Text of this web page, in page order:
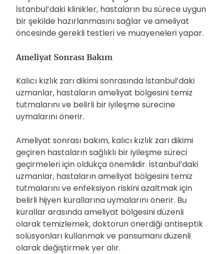
İstanbul’daki klinikler, hastaların bu sürece uygun
bir şekilde hazırlanmasını sağlar ve ameliyat
öncesinde gerekli testleri ve muayeneleri yapar.
Ameliyat Sonrası Bakım
Kalıcı kızlık zarı dikimi sonrasında İstanbul’daki
uzmanlar, hastaların ameliyat bölgesini temiz
tutmalarını ve belirli bir iyileşme sürecine
uymalarını önerir.
Ameliyat sonrası bakım, kalıcı kızlık zarı dikimi
geçiren hastaların sağlıklı bir iyileşme süreci
geçirmeleri için oldukça önemlidir. İstanbul’daki
uzmanlar, hastaların ameliyat bölgesini temiz
tutmalarını ve enfeksiyon riskini azaltmak için
belirli hijyen kurallarına uymalarını önerir. Bu
kurallar arasında ameliyat bölgesini düzenli
olarak temizlemek, doktorun önerdiği antiseptik
solüsyonları kullanmak ve pansumanı düzenli
olarak değiştirmek yer alır.